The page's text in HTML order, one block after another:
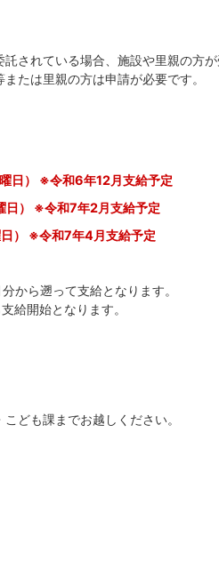
されている場合、施設や里親の方
たは里親の方は申請が必要です。
日） ※令和6年12月支給予定
日） ※令和7年2月支給予定
） ※令和7年4月支給予定
から遡って支給となります。
給開始となります。
ども課までお越しください。